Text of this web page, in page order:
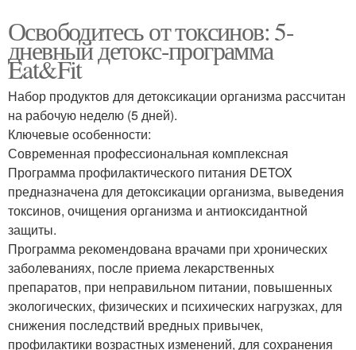
Освободитесь от токсинов: 5-
дневный детокс-программа
Eat&Fit
Набор продуктов для детоксикации организма рассчитан
на рабочую неделю (5 дней).
Ключевые особенности:
Современная профессиональная комплексная
Программа профилактического питания DETOX
предназначена для детоксикации организма, выведения
токсинов, очищения организма и антиоксидантной
защиты.
Программа рекомендована врачами при хронических
заболеваниях, после приема лекарственных
препаратов, при неправильном питании, повышенных
экологических, физических и психических нагрузках, для
снижения последствий вредных привычек,
профилактики возрастных изменений, для сохранения